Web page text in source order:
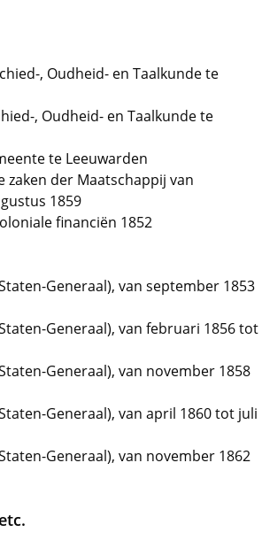
, Oudheid- en Taalkunde te
, Oudheid- en Taalkunde te
te Leeuwarden
der Maatschappij van
1859
financiën 1852
Generaal), van september 1853
Generaal), van februari 1856 tot
Generaal), van november 1858
Generaal), van april 1860 tot juli
Generaal), van november 1862